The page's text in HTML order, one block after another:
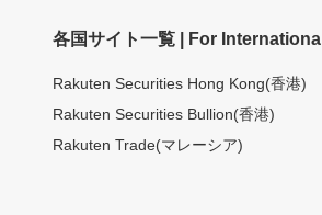
各国サイト一覧 | For International
Rakuten Securities Hong Kong(香港)
Rakuten Securities Bullion(香港)
Rakuten Trade(マレーシア)